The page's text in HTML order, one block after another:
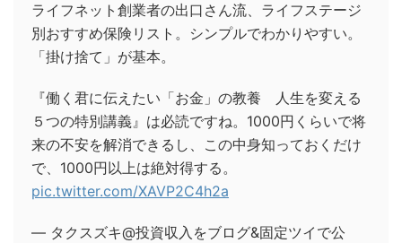
ライフネット創業者の出口さん流、ライフステージ
別おすすめ保険リスト。シンプルでわかりやすい。
「掛け捨て」が基本。
『働く君に伝えたい「お金」の教養 人生を変える
５つの特別講義』は必読ですね。1000円くらいで将
来の不安を解消できるし、この中身知っておくだけ
で、1000円以上は絶対得する。
pic.twitter.com/XAVP2C4h2a
— タクスズキ@投資収入をブログ&固定ツイで公